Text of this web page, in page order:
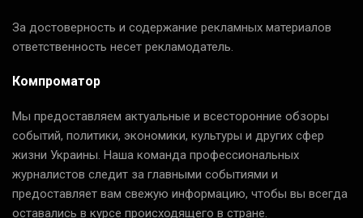
За достоверность и содержание рекламных материалов
ответственность несет рекламодатель.
Компроматор
Мы предоставляем актуальные и всесторонние обзоры
событий, политики, экономики, культуры и других сфер
жизни Украины. Наша команда профессиональных
журналистов следит за главными событиями и
предоставляет вам свежую информацию, чтобы вы всегда
оставались в курсе происходящего в стране.